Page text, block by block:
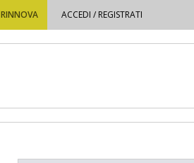
ACCEDI / REGISTRATI